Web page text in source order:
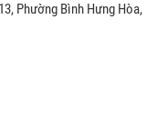
Phường Bình Hưng Hòa,